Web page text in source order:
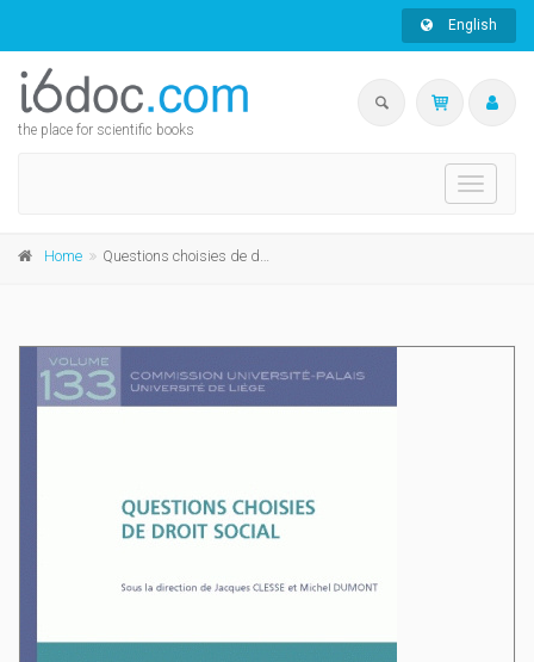
English
the place for scientific books
Toggle
Home Questions choisies de droit social